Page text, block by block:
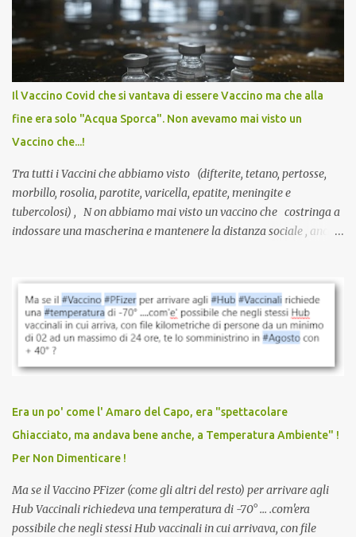
anti-Covid, un pro-farmaco, con autorizzazione condizionata,
sviluppato in tempi record, con tecnologie mai utilizzate prima su
larga scala, ancora oggetto di studio e di discussione
internazionale serve solo una firma. La tua. Lo si somministra
anche a persone sane, giovani, senza fattori di rischio, spesso già
serve una prescrizione. Non c’è diagnosi. Non c’è presa in carico.
L’unico atto richiesto è una fi...
Il Vaccino Covid che si vantava di essere Vaccino ma che alla
fine era solo "Acqua Sporca". Non avevamo mai visto un
Vaccino che...!
Tra tutti i Vaccini che abbiamo visto (difterite, tetano, pertosse,
morbillo, rosolia, parotite, varicella, epatite, meningite e
tubercolosi) , N on abbiamo mai visto un vaccino che costringa a
indossare una mascherina e mantenere la distanza sociale , anche
vaccinazione. Non avevamo mai sentito parlare di ricompense,
sconti, incentivi per vaccinarsi. Non avevamo mai visto
discriminazioni per coloro che non l’hanno fatto. Se non sei stato
vaccinato, nessuno aveva prima cercato di farti sentire una
persona cattiva. Non avevamo mai visto un vaccino che minacci le
vaccino usato per minacciare i mezzi di sussistenza, il lavoro o la
scuola. Non avevamo mai visto un vaccino che permettesse a un
dodicenne di ignorare il consenso dei genitori. Dopo tutti i vaccini
che abbiamo elencato sopra...
Era un po' come l' Amaro del Capo, era "spettacolare
Ghiacciato, ma andava bene anche, a Temperatura Ambiente" !
Per Non Dimenticare !
Ma se il Vaccino PFizer (come gli altri del resto) per arrivare agli
Hub Vaccinali richiedeva una temperatura di -70° ... .com'era
possibile che negli stessi Hub vaccinali in cui arrivava, con file